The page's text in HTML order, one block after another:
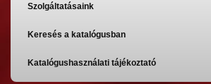
Szolgáltatásaink
Keresés a katalógusban
Katalógushasználati tájékoztató